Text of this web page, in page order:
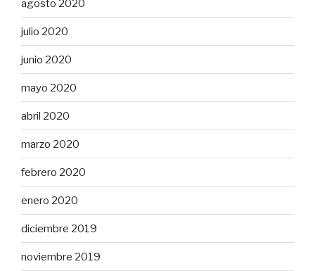
agosto 2020
julio 2020
junio 2020
mayo 2020
abril 2020
marzo 2020
febrero 2020
enero 2020
diciembre 2019
noviembre 2019